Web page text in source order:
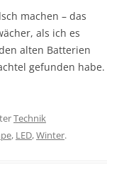
machen – das
als ich es
alten Batterien
gefunden habe.
Technik
, LED,Winter.